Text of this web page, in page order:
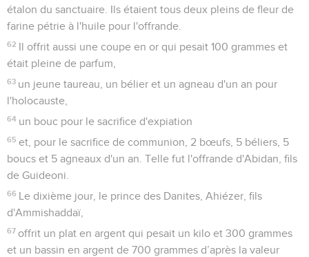
étalon du sanctuaire. Ils étaient tous deux pleins de fleur de
farine pétrie à l'huile pour l'offrande.
62
Il offrit aussi une coupe en or qui pesait 100 grammes et
était pleine de parfum,
63 un jeune taureau, un bélier et un agneau d'un an pour
l'holocauste,
64 un bouc pour le sacrifice d'expiation
65 et, pour le sacrifice de communion, 2 bœufs, 5 béliers, 5
boucs et 5 agneaux d'un an. Telle fut l'offrande d'Abidan, fils
de Guideoni.
66
Le dixième jour, le prince des Danites, Ahiézer, fils
d'Ammishaddaï,
67 offrit un plat en argent qui pesait un kilo et 300 grammes
et un bassin en argent de 700 grammes d’après la valeur